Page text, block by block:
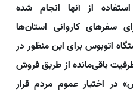
از آنها انجام شده
سفرهای کاروانی استان‌ها
یافته و حدود ۴۰۰۰ دستگاه اتوبوس برای این منظور در
باقی‌مانده از طریق فروش
در اختیار عموم مردم قرار